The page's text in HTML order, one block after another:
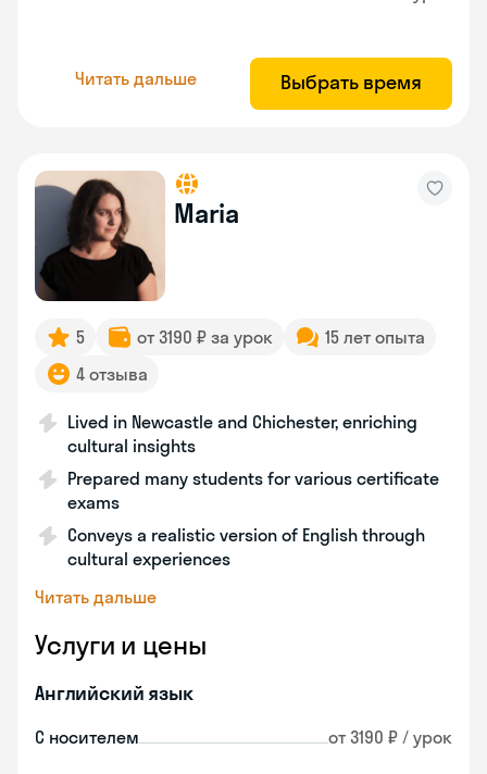
Читать дальше Выбрать время
Maria
5 от 3190 ₽ за урок
15 лет опыта
4 отзыва
Lived in Newcastle and Chichester, enriching
cultural insights
Prepared many students for various certificate
exams
Conveys a realistic version of English through
cultural experiences
Читать дальше
Услуги и цены
Английский язык
С носителем от 3190 ₽ / урок